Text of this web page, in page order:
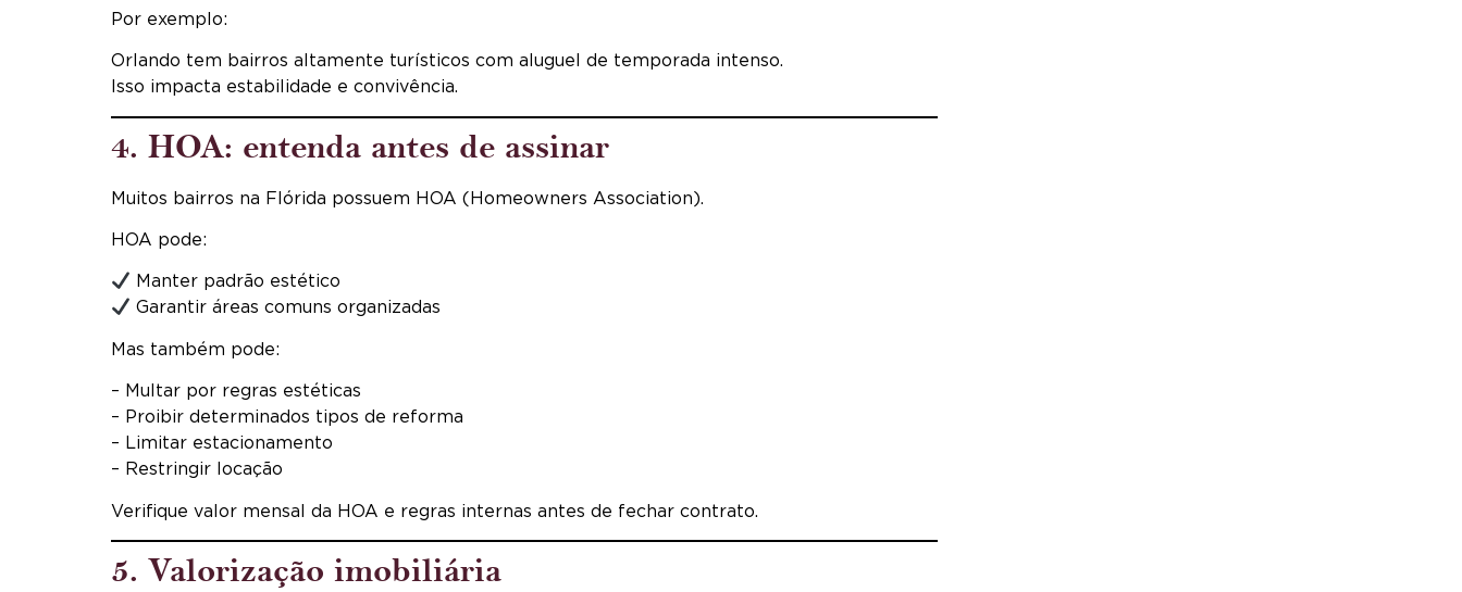
Por exemplo:
Orlando tem bairros altamente turísticos com aluguel de temporada intenso.
Isso impacta estabilidade e convivência.
4. HOA: entenda antes de assinar
Muitos bairros na Flórida possuem HOA (Homeowners Association).
HOA pode:
Manter padrão estético
Garantir áreas comuns organizadas
Mas também pode:
– Multar por regras estéticas
– Proibir determinados tipos de reforma
– Limitar estacionamento
– Restringir locação
Verifique valor mensal da HOA e regras internas antes de fechar contrato.
5. Valorização imobiliária